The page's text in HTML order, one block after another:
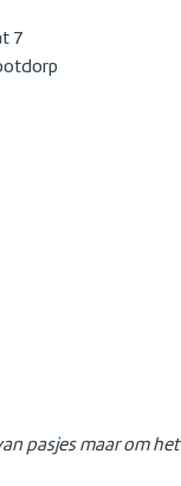
7
pasjes maar om het